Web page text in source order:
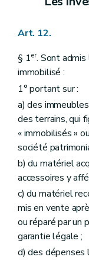
Art. 12.
§ 1er. Sont
immobilisé :
1° portant sur :
a) des
des terrains, qui
« immobilisés »
société
b) du matériel
accessoires y
c) du matériel
mis en vente
ou réparé par un
garantie légale ;
d) des dépenses